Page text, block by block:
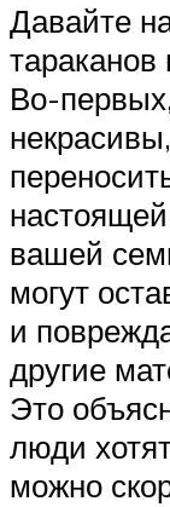
Давайте
Во-
вашей
могут
и
другие
Это
люди
можно